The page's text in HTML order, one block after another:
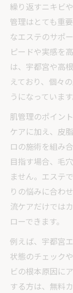
繰り返すニキビ
管理はとても重
なエステのサポ
ピードや実感を
は、宇都宮や高
えており、個々
うになっています
肌管理のポイン
ケアに加え、皮
ロの施術を組み
目指す場合、毛
ません。エステ
りの悩みに合わ
流ケアだけでは
ローできます。
例えば、宇都宮
状態のチェック
ビの根本原因に
する方は、無料